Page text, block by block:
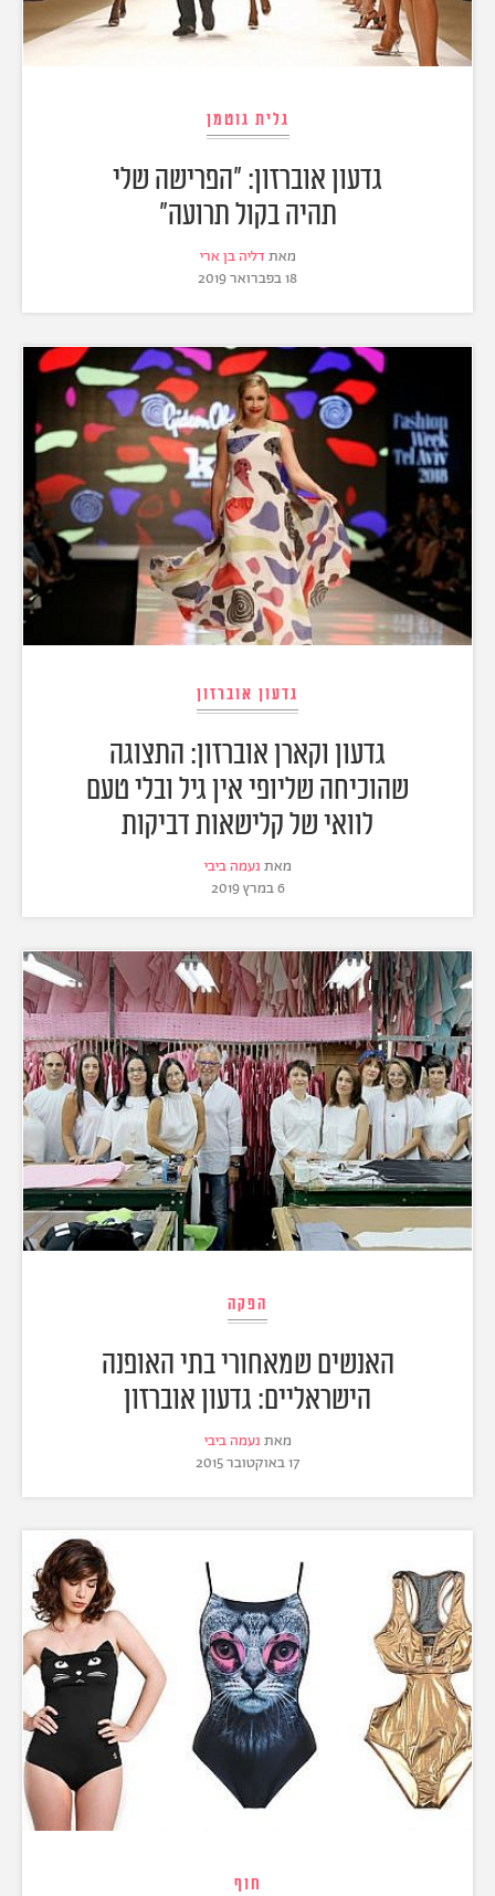
גלית גוטמן
גדעון אוברזון: "הפרישה שלי
תהיה בקול תרועה"
מאת דליה בן ארי
18 בפברואר 2019
גדעון אוברזון
גדעון וקארן אוברזון: התצוגה
שהוכיחה שליופי אין גיל ובלי טעם
לוואי של קלישאות דביקות
מאת נעמה ביבי
6 במרץ 2019
הפקה
האנשים שמאחורי בתי האופנה
הישראליים: גדעון אוברזון
מאת נעמה ביבי
17 באוקטובר 2015
חוף